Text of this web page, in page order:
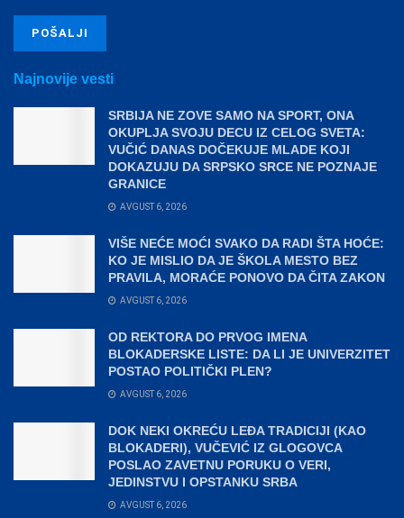
Najnovije vesti
SRBIJA NE ZOVE SAMO NA SPORT, ONA
OKUPLJA SVOJU DECU IZ CELOG SVETA:
VUČIĆ DANAS DOČEKUJE MLADE KOJI
DOKAZUJU DA SRPSKO SRCE NE POZNAJE
GRANICE
AVGUST 6, 2026
VIŠE NEĆE MOĆI SVAKO DA RADI ŠTA HOĆE:
KO JE MISLIO DA JE ŠKOLA MESTO BEZ
PRAVILA, MORAĆE PONOVO DA ČITA ZAKON
AVGUST 6, 2026
OD REKTORA DO PRVOG IMENA
BLOKADERSKE LISTE: DA LI JE UNIVERZITET
POSTAO POLITIČKI PLEN?
AVGUST 6, 2026
DOK NEKI OKREĆU LEĐA TRADICIJI (KAO
BLOKADERI), VUČEVIĆ IZ GLOGOVCA
POSLAO ZAVETNU PORUKU O VERI,
JEDINSTVU I OPSTANKU SRBA
AVGUST 6, 2026